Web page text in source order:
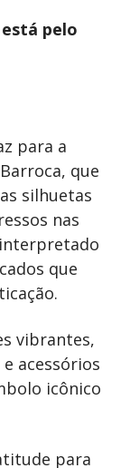
pelo
para a
que
silhuetas
nas
que
vibrantes,
acessórios
icônico
para